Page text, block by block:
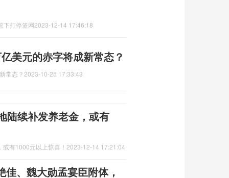
下打停篮网2023-12-14 17:46:18
美元的赤字将成新常态？
常态？ 2023-10-25 17:33:43
陆续补发养老金，或有
有1000元以上惊喜！ 2023-12-14 17:21:04
、魏大勋孟宴臣附体，